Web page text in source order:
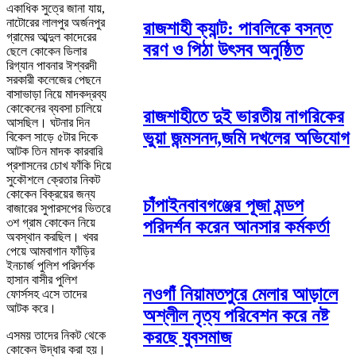
একাধিক সুত্রে জানা যায়,
নাটোরের লালপুর অর্জনপুর
গ্রামের আব্দুল কাদেরের
ছেলে কোকেন ডিলার
রিগ্যান পাবনার ঈশ্বরদী
সরকারী কলেজের পেছনে
বাসাভাড়া নিয়ে মাদকদ্রব্য
কোকেনের ব্যবসা চালিয়ে
আসছিল। ঘটনার দিন
বিকেল সাড়ে ৫টার দিকে
আটক তিন মাদক কারবারি
প্রশাসনের চোখ ফাঁকি দিয়ে
সুকৌশলে ক্রেতার নিকট
কোকেন বিক্রয়ের জন্য
বাজারের সুপারসপের ভিতরে
৩শ গ্রাম কোকেন নিয়ে
অবস্থান করছিল। খবর
পেয়ে আমবাগান ফাঁড়ির
ইনচার্জ পুলিশ পরিদর্শক
হাসান বাসীর পুলিশ
ফোর্সসহ এসে তাদের
আটক করে।
এসময় তাদের নিকট থেকে
কোকেন উদ্ধার করা হয়।
রাজশাহী ক্যান্ট: পাবলিকে বসন্ত
বরণ ও পিঠা উৎসব অনুষ্ঠিত
রাজশাহীতে দুই ভারতীয় নাগরিকের
ভুয়া জন্মসনদ,জমি দখলের অভিযোগ
চাঁপাইনবাবগঞ্জের পূজা মন্ডপ
পরিদর্শন করেন আনসার কর্মকর্তা
নওগাঁ নিয়ামতপুরে মেলার আড়ালে
অশ্লীল নৃত্য পরিবেশন করে নষ্ট
করছে যুবসমাজ